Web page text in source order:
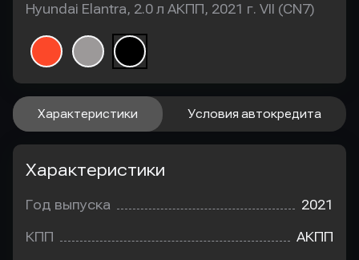
Hyundai Elantra, 2.0 л АКПП, 2021 г. VII (CN7)
Характеристики Условия автокредита
Характеристики
Год выпуска 2021
КПП АКПП